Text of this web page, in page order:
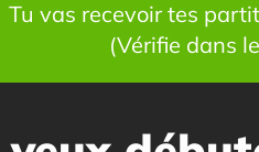
Tu vas recevoir tes
(Vérifie dans